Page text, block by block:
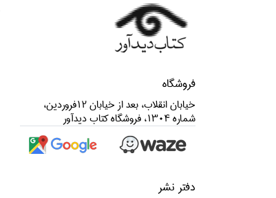
فروشگاه
خيابان انقلاب، بعد از خيابان 12فروردين،
شماره 1304، فروشگاه كتاب ديدآور
دفتر نشر